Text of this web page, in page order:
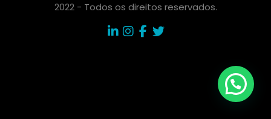
2022 - Todos os direitos reservados.